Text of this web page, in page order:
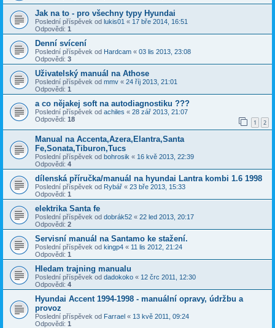
Jak na to - pro všechny typy Hyundai
Poslední příspěvek od lukis01 « 17 bře 2014, 16:51
Odpovědi: 1
Denní svícení
Poslední příspěvek od Hardcam « 03 lis 2013, 23:08
Odpovědi: 3
Uživatelský manuál na Athose
Poslední příspěvek od mmv « 24 říj 2013, 21:01
Odpovědi: 1
a co nějakej soft na autodiagnostiku ???
Poslední příspěvek od achiles « 28 zář 2013, 21:07
Odpovědi: 18 1 2
Manual na Accenta,Azera,Elantra,Santa
Fe,Sonata,Tiburon,Tucs
Poslední příspěvek od bohrosik « 16 kvě 2013, 22:39
Odpovědi: 4
dílenská příručka/manuál na hyundai Lantra kombi 1.6 1998
Poslední příspěvek od Rybář « 23 bře 2013, 15:33
Odpovědi: 1
elektrika Santa fe
Poslední příspěvek od dobrák52 « 22 led 2013, 20:17
Odpovědi: 2
Servisní manuál na Santamo ke stažení.
Poslední příspěvek od kingp4 « 11 lis 2012, 21:24
Odpovědi: 1
Hledam trajning manualu
Poslední příspěvek od dadokoko « 12 črc 2011, 12:30
Odpovědi: 4
Hyundai Accent 1994-1998 - manuální opravy, údržbu a
provoz
Poslední příspěvek od Farrael « 13 kvě 2011, 09:24
Odpovědi: 1